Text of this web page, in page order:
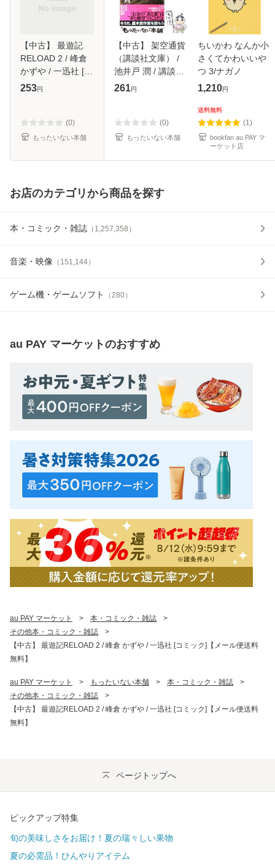
【中古】 最遊記
RELOAD 2 / 峰倉
かずや / 一迅社 [コ
ミック]【メール便
253円
(0)
もったいない本舗
【中古】 架空通貨
（講談社文庫） /
池井戸 潤 / 講談社
[文庫]【メール便送
261円
(0)
もったいない本舗
ちいかわ なんか小
さくてかわいいや
つ 3/ナガノ
1,210円
送料無料
(1)
bookfan au PAY マ
ーケット店
お店のカテゴリから商品を探す
本・コミック・雑誌 （ 1,257,358 ）
音楽・映像 （ 151,144）
ゲーム機・ゲームソフト （280）
au PAY マーケットのおすすめ
au PAY マーケット > 本・コミック・雑誌
>
その他本・コミック・雑誌
>
【中古】 最遊記RELOAD 2 / 峰倉 かずや / 一迅社 [コミック]【メール便送料
無料】
au PAY マーケット > もったいない本舗 > 本・コミック・雑誌
>
その他本・コミック・雑誌
>
【中古】 最遊記RELOAD 2 / 峰倉 かずや / 一迅社 [コミック]【メール便送料
無料】
ページトップへ
ピックアップ特集
旬の美味しさをお届け！夏の瑞々しい果物
夏の必需品！ひんやりアイテム